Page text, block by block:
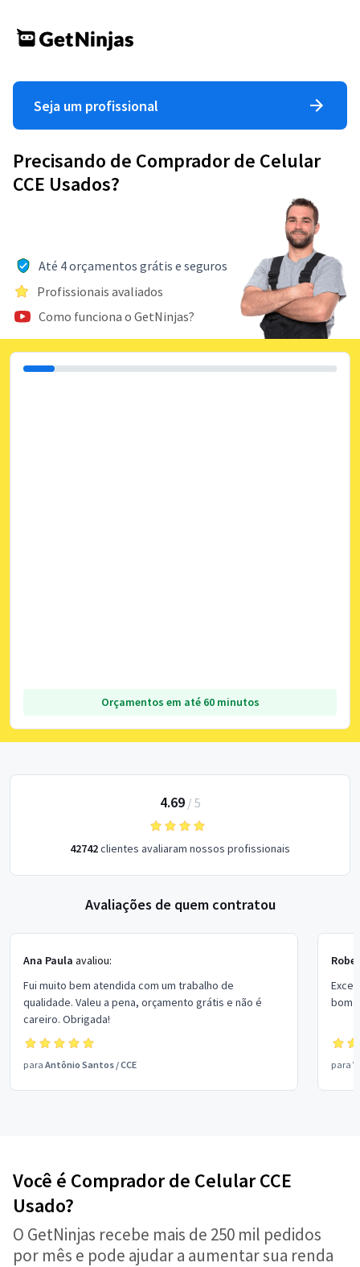
Seja um profissional
Precisando de Comprador de Celular
CCE Usados?
Até 4 orçamentos grátis e seguros
Profissionais avaliados
Como funciona o GetNinjas?
Orçamentos em até 60 minutos
4.69/ 5
42742clientes avaliaram nossos profissionais
Avaliações de quem contratou
Ana Paula avaliou:
Fui muito bem atendida com um trabalho de
qualidade. Valeu a pena, orçamento grátis e não é
careiro. Obrigada!
para Antônio Santos /CCE
bom
para
Você é Comprador de Celular CCE
Usado?
O GetNinjas recebe mais de 250 mil pedidos
por mês e pode ajudar a aumentar sua renda